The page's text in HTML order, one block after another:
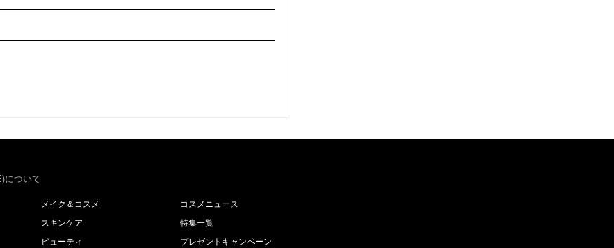
について
メイク＆コスメ
スキンケア
ビューティ
コスメニュース
特集一覧
プレゼントキャンペーン